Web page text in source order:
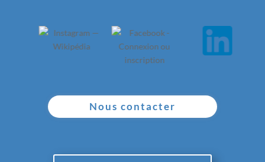
Nous contacter